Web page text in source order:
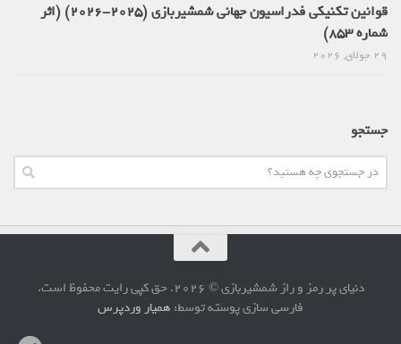
قوانین تکنیکی فدراسیون جهانی شمشیربازی (2025-2026) (اثر
شماره 853)
جستجو
دنیای پر رمز و راز شمشیربازی © 2026. حق کپی رایت محفوظ است.
فارسی سازی پوسته توسط:همیار وردپرس